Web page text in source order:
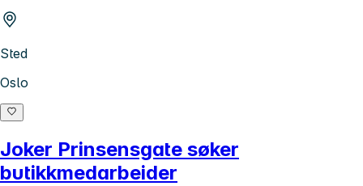
Sted
Oslo
Joker Prinsensgate søker
butikkmedarbeider